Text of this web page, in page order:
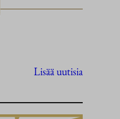
Lisää uutisia